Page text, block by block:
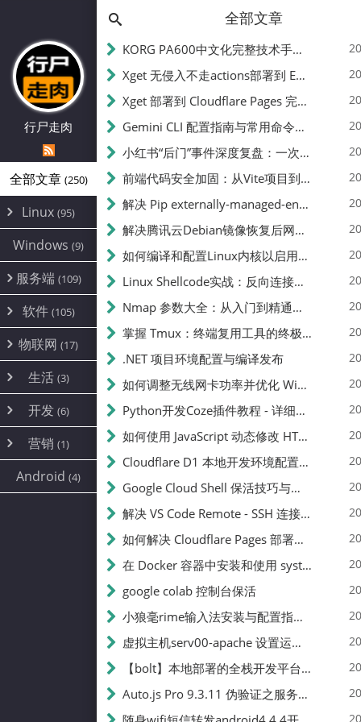
行尸走肉
全部文章 (250)
Linux (95)
Alpine
CentOS(17)
Debian(24)
ProxmoxVE
Ubuntu(7)
Windows (9)
服务端 (109)
环境配置
DD重装(3)
加速优化(34)
面板(12)
容器
游戏 (7)
饥荒(7)
云服务商(4)
WEB源码(6)
建站(5)
软件 (105)
安全(12)
办公(4)
图片 (2)
文件
系统 (35)
AI(10)
物联网 (17)
路由器
随身wifi(1)
mobile(14)
刷机
magisk
生活 (3)
线报
sim卡(1)
开发 (6)
编译
JavaScript(2)
python(2)
营销 (1)
公关(1)
SEO(1)
Android (4)
全部文章
KORG PA600中文化完整技术手册 - 从逆向到实现的全流程指南
Xget 无侵入不走actions部署到 EdgeOne Pages 指南
Xget 部署到 Cloudflare Pages 完整指南 - 无需修改源码的构建配置
Gemini CLI 配置指南与常用命令中文翻译 | API Key、MCP、代理设置
小红书“后门”事件深度复盘：一次沉默危机下的品牌、技术与流程三重考验
前端代码安全加固：从Vite项目到纯静态页面的深度混淆技术备忘
解决 Pip externally-managed-environment 错误：临时与永久绕过方案
解决腾讯云Debian镜像恢复后网络不通问题
如何编译和配置Linux内核以启用BBR2 | 内核编译教程
Linux Shellcode实战：反向连接、持久化、免杀技术详解（MSF,Cobalt Strike）- 从原理到C加载器实现
Nmap 参数大全：从入门到精通，掌握网络扫描的核心技巧
掌握 Tmux：终端复用工具的终极指南
.NET 项目环境配置与编译发布
如何调整无线网卡功率并优化 Wifite 的功率设置
Python开发Coze插件教程 - 详细步骤与注意事项
如何使用 JavaScript 动态修改 HTML 中的权限文本 | 前端开发教程
Cloudflare D1 本地开发环境配置指南 | CF Pages Local Development Guide
Google Cloud Shell 保活技巧与配额时间查看方法
解决 VS Code Remote - SSH 连接失败问题：从权限问题到成功启动
如何解决 Cloudflare Pages 部署中的 API Token 权限问题
在 Docker 容器中安装和使用 systemctl 的完整指南
google colab 控制台保活
小狼毫rime输入法安装与配置指南：从基础到高级自定义
虚拟主机serv00-apache 设置运行目录
【bolt】本地部署的全栈开发平台，支持本地及众多API，本地一键生成应用，部署教程
Auto.js Pro 9.3.11 伪验证之服务器接口 Nginx 版
📝
250
篇文章
✍️
231k
总字数
👥